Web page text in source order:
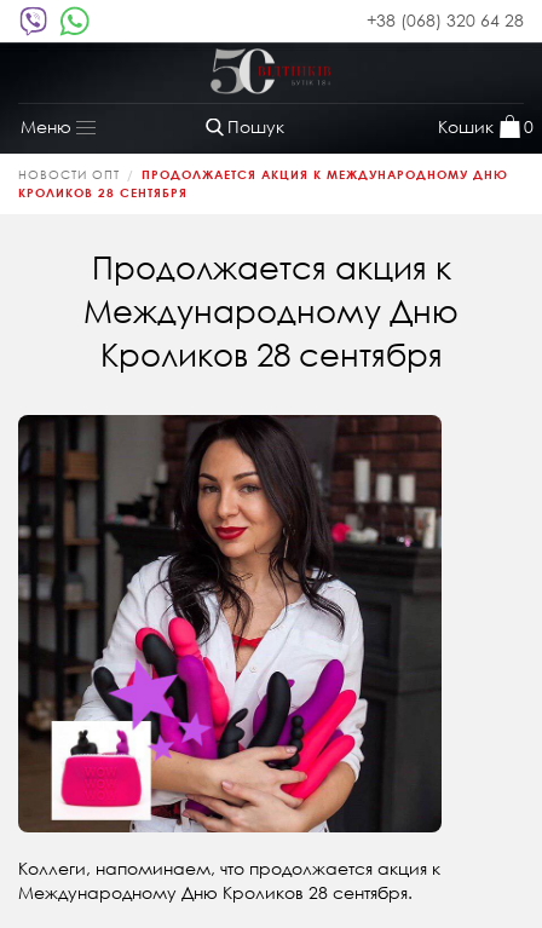
+38 (068) 320 64 28
Пошук Кошик 0
Меню
Toggle
navigation
НОВОСТИ ОПТ
ПРОДОЛЖАЕТСЯ АКЦИЯ К МЕЖДУНАРОДНОМУ ДНЮ
КРОЛИКОВ 28 СЕНТЯБРЯ
Продолжается акция к
Международному Дню
Кроликов 28 сентября
Коллеги, напоминаем, что продолжается акция к
Международному Дню Кроликов 28 сентября.